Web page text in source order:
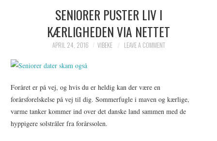
SENIORER PUSTER LIV I
KÆRLIGHEDEN VIA NETTET
APRIL 24, 2016 VIBEKE LEAVE A COMMENT
Foråret er på vej, og hvis du er heldig kan der være en
forårsforelskelse på vej til dig. Sommerfugle i maven og kærlige,
varme tanker kommer ind over det danske land sammen med de
hyppigere solstråler fra forårssolen.